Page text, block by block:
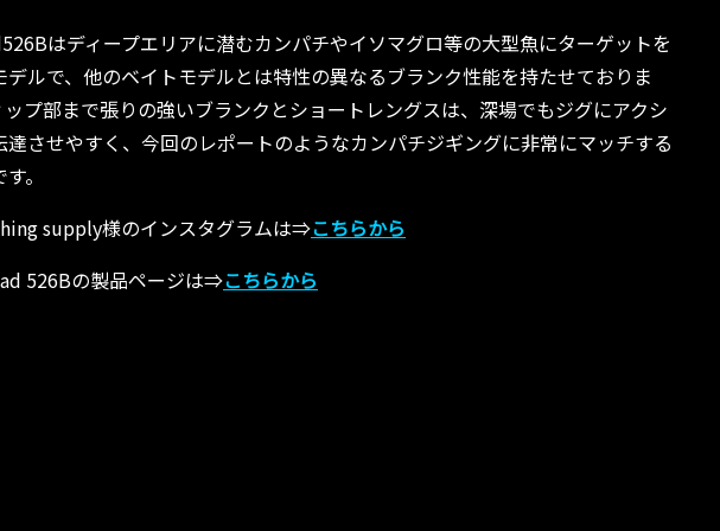
はディープエリアに潜むカンパチやイソマグロ等の大型魚にターゲットを
デルで、他のベイトモデルとは特性の異なるブランク性能を持たせておりま
ップ部まで張りの強いブランクとショートレングスは、深場でもジグにアクシ
達させやすく、今回のレポートのようなカンパチジギングに非常にマッチする
。
supply様のインスタグラムは⇒こちらから
526Bの製品ページは⇒こちらから